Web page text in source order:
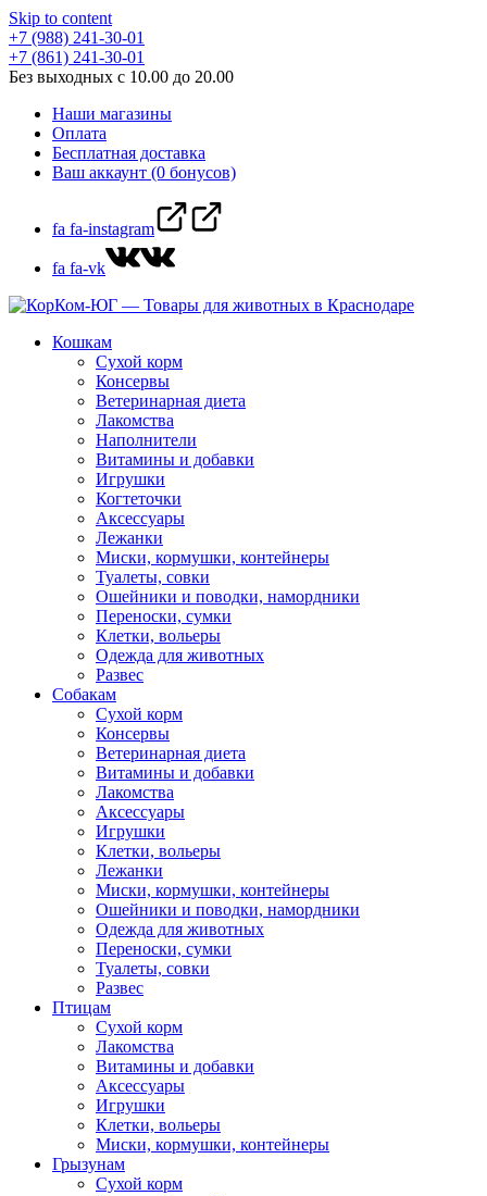
Skip to content
+7 (988) 241-30-01
+7 (861) 241-30-01
Без выходных с 10.00 до 20.00
Наши магазины
Оплата
Бесплатная доставка
Ваш аккаунт (0 бонусов)
fa fa-instagram
fa fa-vk
Кошкам
Сухой корм
Консервы
Ветеринарная диета
Лакомства
Наполнители
Витамины и добавки
Игрушки
Когтеточки
Аксессуары
Лежанки
Миски, кормушки, контейнеры
Туалеты, совки
Ошейники и поводки, намордники
Переноски, сумки
Клетки, вольеры
Одежда для животных
Развес
Собакам
Сухой корм
Консервы
Ветеринарная диета
Витамины и добавки
Лакомства
Аксессуары
Игрушки
Клетки, вольеры
Лежанки
Миски, кормушки, контейнеры
Ошейники и поводки, намордники
Одежда для животных
Переноски, сумки
Туалеты, совки
Развес
Птицам
Сухой корм
Лакомства
Витамины и добавки
Аксессуары
Игрушки
Клетки, вольеры
Миски, кормушки, контейнеры
Грызунам
Сухой корм